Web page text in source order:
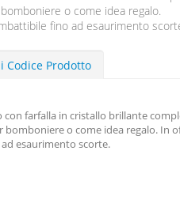
o come idea regalo.
fino ad esaurimento
Codice Prodotto
farfalla in cristallo brillante
bomboniere o come idea regalo. In
esaurimento scorte.